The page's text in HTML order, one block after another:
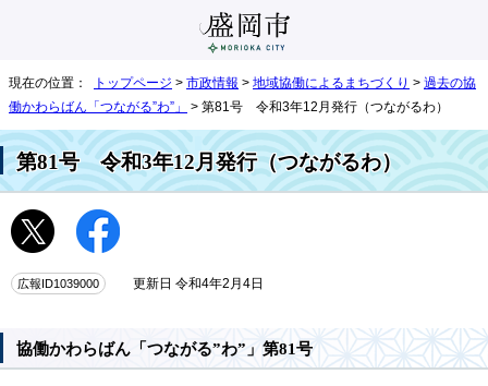
現在の位置： トップページ > 市政情報 > 地域協働によるまちづくり > 過去の協
働かわらばん「つながる”わ”」
> 第81号 令和3年12月発行（つながるわ）
第81号 令和3年12月発行（つながるわ）
広報ID1039000 更新日 令和4年2月4日
協働かわらばん「つながる”わ”」第81号